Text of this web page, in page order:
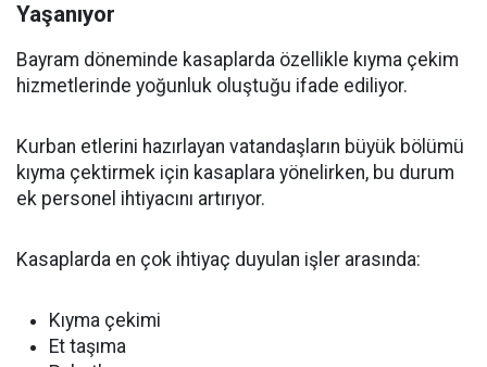
Yaşanıyor
Bayram döneminde kasaplarda özellikle kıyma çekim
hizmetlerinde yoğunluk oluştuğu ifade ediliyor.
Kurban etlerini hazırlayan vatandaşların büyük bölümü
kıyma çektirmek için kasaplara yönelirken, bu durum
ek personel ihtiyacını artırıyor.
Kasaplarda en çok ihtiyaç duyulan işler arasında:
Kıyma çekimi
Et taşıma